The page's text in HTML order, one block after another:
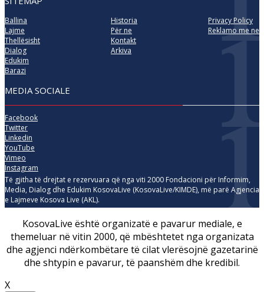
Ballina
Lajme
Thellësisht
Dialog
Edukim
Barazi
Historia
Për ne
Kontakt
Arkiva
Privacy Policy
Reklamo me ne
MEDIA SOCIALE
Facebook
Twitter
Linkedin
YouTube
Vimeo
Instagram
Të gjitha të drejtat e rezervuara që nga viti 2000 Fondacioni për Informim,
Media, Dialog dhe Edukim KosovaLive (KosovaLive/KIMDE), më parë Agjencia
e Lajmeve Kosova Live (AKL).
KosovaLive është organizatë e pavarur mediale, e
themeluar në vitin 2000, që mbështetet nga organizata
dhe agjenci ndërkombëtare të cilat vlerësojnë gazetarinë
dhe shtypin e pavarur, të paanshëm dhe kredibil.
X